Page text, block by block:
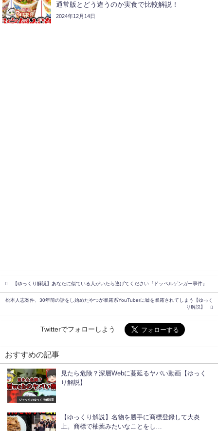
通常版とどう違うのか実食で比較解説！
2024年12月14日
【ゆっくり解説】あなたに似ている人がいたら逃げてください『ドッペルゲンガー事件』
松本人志案件、30年前の話をし始めたやつが暴露系YouTuberに嘘を暴露されてしまう【ゆっく
り解説】
Twitterでフォローしよう
おすすめの記事
ジャックのゆっくり解説室
見たら危険？深層Webに蔓延るヤバい動画【ゆっく
り解説】
【ゆっくり解説】名物を勝手に商標登録して大炎
上。商標で柚葉みたいなことをし…